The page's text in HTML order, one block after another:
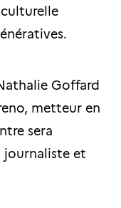
Goffard
metteur en
sera
journaliste et